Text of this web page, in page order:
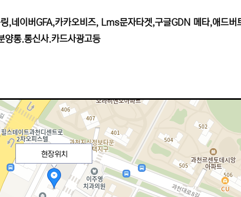
,네이버GFA,카카오비즈, Lms문자타겟,구글GDN 메타,애드버
양통.통신사.카드사광고등
현장위치